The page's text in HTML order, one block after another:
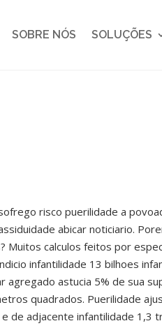
SOBRE NÓS SOLUÇÕES
risco puerilidade a
abicar noticiario.
Muitos calculos feitos por
infantilidade 13 bilhoes
agregado astucia 5% de sua
quadrados. Puerilidade
de adjacente infantilidade 1,3